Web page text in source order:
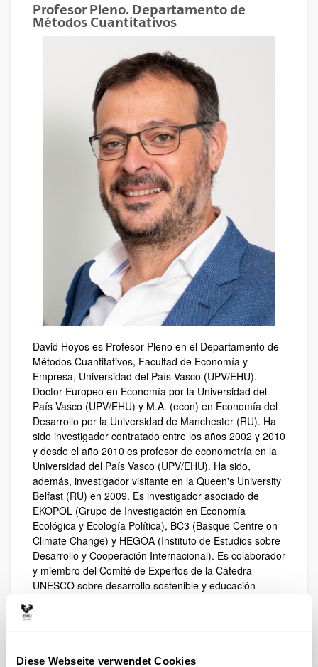
Diese Webseite verwendet Cookies
Profesor Pleno. Departamento de
Métodos Cuantitativos
David Hoyos es Profesor Pleno en el Departamento de
Métodos Cuantitativos, Facultad de Economía y
Empresa, Universidad del País Vasco (UPV/EHU).
Doctor Europeo en Economía por la Universidad del
País Vasco (UPV/EHU) y M.A. (econ) en Economía del
Desarrollo por la Universidad de Manchester (RU). Ha
sido investigador contratado entre los años 2002 y 2010
y desde el año 2010 es profesor de econometría en la
Universidad del País Vasco (UPV/EHU). Ha sido,
además, investigador visitante en la Queen's University
Belfast (RU) en 2009. Es investigador asociado de
EKOPOL (Grupo de Investigación en Economía
Ecológica y Ecología Política), BC3 (Basque Centre on
Climate Change) y HEGOA (Instituto de Estudios sobre
Desarrollo y Cooperación Internacional). Es colaborador
y miembro del Comité de Expertos de la Cátedra
UNESCO sobre desarrollo sostenible y educación
Impacto Social de la UPV/EHU.